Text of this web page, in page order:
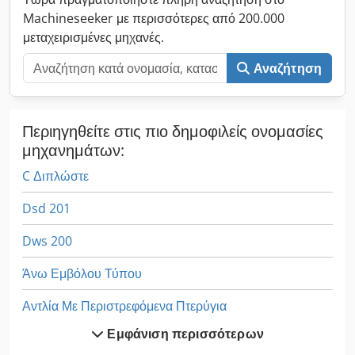
Machineseeker με περισσότερες από 200.000
μεταχειρισμένες μηχανές.
Αναζήτηση
Περιηγηθείτε στις πιο δημοφιλείς ονομασίες
μηχανημάτων:
C Διπλώστε
Dsd 201
Dws 200
Άνω Εμβόλου Τύπου
Αντλία Με Περιστρεφόμενα Πτερύγια
Αρχίζει Με ΣτοίβαΕμφάνιση περισσότερων